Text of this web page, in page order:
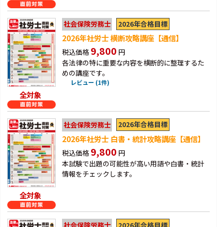
全対象
社会保険労務士 2026年合格目標
2026年社労士 横断攻略講座【通信】
税込価格 9,800 円
各法律の特に重要な内容を横断的に整理するた
めの講座です。
レビュー (1件)
全対象
社会保険労務士 2026年合格目標
2026年社労士 白書・統計攻略講座【通信】
税込価格 9,800 円
本試験で出題の可能性が高い用語や白書・統計
情報をチェックします。
2026年合格目標